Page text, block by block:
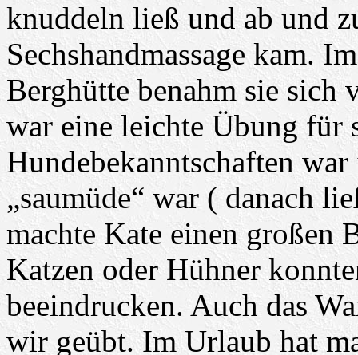
knuddeln ließ und ab und
Sechshandmassage kam.
Berghütte benahm sie
war eine leichte Übung für
Hundebekanntschaften
„saumüde“ war ( danach
machte Kate einen großen
Katzen oder Hühner
beeindrucken. Auch das
wir geübt. Im Urlaub hat